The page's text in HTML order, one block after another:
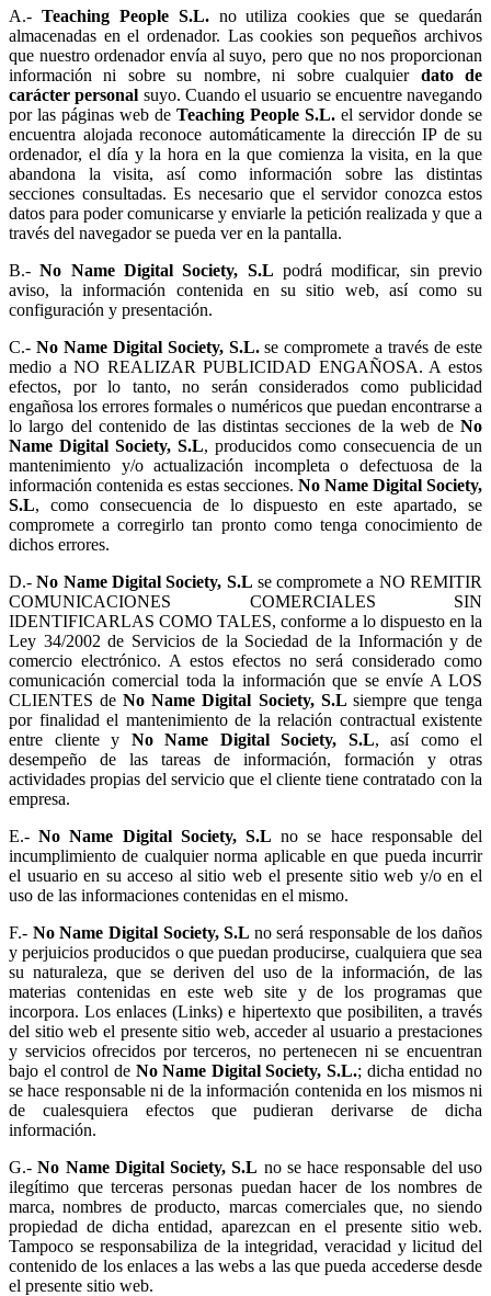
A.- Teaching People S.L. no utiliza cookies que se quedarán
almacenadas en el ordenador. Las cookies son pequeños archivos
que nuestro ordenador envía al suyo, pero que no nos proporcionan
información ni sobre su nombre, ni sobre cualquier dato de
carácter personal suyo. Cuando el usuario se encuentre navegando
por las páginas web de Teaching People S.L. el servidor donde se
encuentra alojada reconoce automáticamente la dirección IP de su
ordenador, el día y la hora en la que comienza la visita, en la que
abandona la visita, así como información sobre las distintas
secciones consultadas. Es necesario que el servidor conozca estos
datos para poder comunicarse y enviarle la petición realizada y que a
través del navegador se pueda ver en la pantalla.
B.-No Name Digital Society, S.L podrá modificar, sin previo
aviso, la información contenida en su sitio web, así como su
configuración y presentación.
C.- No Name Digital Society, S.L.se compromete a través de este
medio a NO REALIZAR PUBLICIDAD ENGAÑOSA. A estos
efectos, por lo tanto, no serán considerados como publicidad
engañosa los errores formales o numéricos que puedan encontrarse a
lo largo del contenido de las distintas secciones de la web de No
Name Digital Society, S.L, producidos como consecuencia de un
mantenimiento y/o actualización incompleta o defectuosa de la
información contenida es estas secciones. No Name Digital Society,
S.L, como consecuencia de lo dispuesto en este apartado, se
compromete a corregirlo tan pronto como tenga conocimiento de
dichos errores.
D.-No Name Digital Society, S.L se compromete a NO REMITIR
COMUNICACIONES COMERCIALES SIN
IDENTIFICARLAS COMO TALES, conforme a lo dispuesto en la
Ley 34/2002 de Servicios de la Sociedad de la Información y de
comercio electrónico. A estos efectos no será considerado como
comunicación comercial toda la información que se envíe A LOS
CLIENTES deNo Name Digital Society, S.L siempre que tenga
por finalidad el mantenimiento de la relación contractual existente
entre cliente y No Name Digital Society, S.L, así como el
desempeño de las tareas de información, formación y otras
actividades propias del servicio que el cliente tiene contratado con la
empresa.
E.-No Name Digital Society, S.L no se hace responsable del
incumplimiento de cualquier norma aplicable en que pueda incurrir
el usuario en su acceso al sitio web el presente sitio web y/o en el
uso de las informaciones contenidas en el mismo.
F.- No Name Digital Society, S.L no será responsable de los daños
y perjuicios producidos o que puedan producirse, cualquiera que sea
su naturaleza, que se deriven del uso de la información, de las
materias contenidas en este web site y de los programas que
incorpora. Los enlaces (Links) e hipertexto que posibiliten, a través
del sitio web el presente sitio web, acceder al usuario a prestaciones
y servicios ofrecidos por terceros, no pertenecen ni se encuentran
bajo el control de No Name Digital Society, S.L.; dicha entidad no
se hace responsable ni de la información contenida en los mismos ni
de cualesquiera efectos que pudieran derivarse de dicha
información.
G.-No Name Digital Society, S.L no se hace responsable del uso
ilegítimo que terceras personas puedan hacer de los nombres de
marca, nombres de producto, marcas comerciales que, no siendo
propiedad de dicha entidad, aparezcan en el presente sitio web.
Tampoco se responsabiliza de la integridad, veracidad y licitud del
contenido de los enlaces a las webs a las que pueda accederse desde
el presente sitio web.